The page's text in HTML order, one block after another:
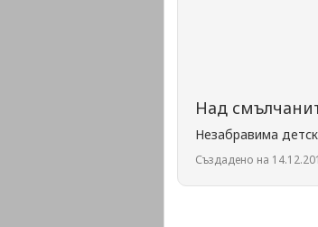
Над
Незабравима
Създадено на